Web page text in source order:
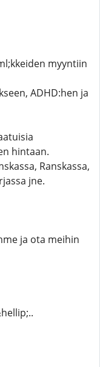
myyntiin
ADHD:hen ja
hintaan.
Ranskassa,
jne.
ja ota meihin